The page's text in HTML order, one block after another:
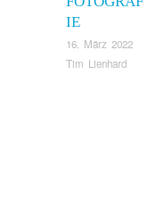
IE
16. März 2022
Tim Lienhard